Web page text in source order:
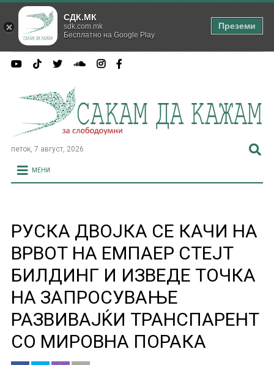
петок, 7 август, 2026
МЕНИ
РУСКА ДВОЈКА СЕ КАЧИ НА
ВРВОТ НА ЕМПАЕР СТЕЈТ
БИЛДИНГ И ИЗВЕДЕ ТОЧКА
НА ЗАПРОСУВАЊЕ
РАЗВИВАЈЌИ ТРАНСПАРЕНТ
СО МИРОВНА ПОРАКА
СДК.МК
sdk.com.mk
Бесплатно на Google Play
Преземи